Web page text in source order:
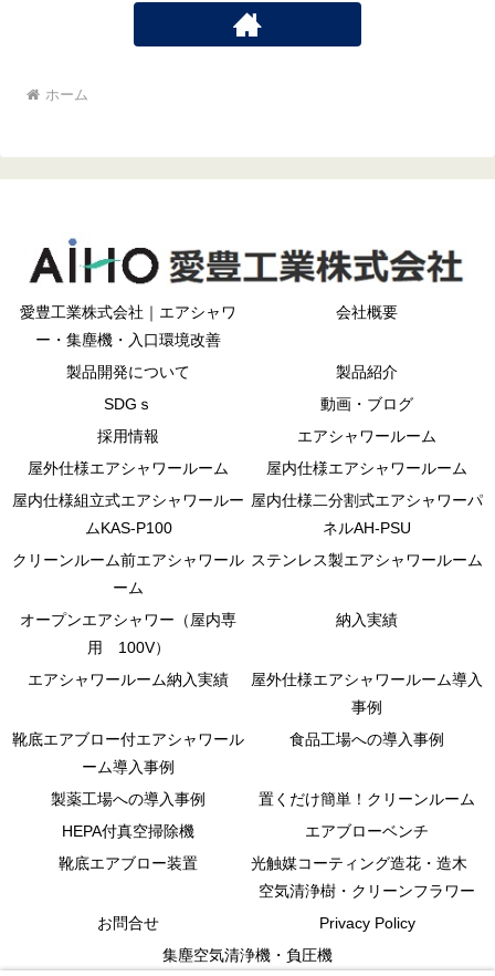
ホーム
愛豊工業株式会社｜エアシャワ
ー・集塵機・入口環境改善
会社概要
製品開発について
製品紹介
SDGｓ
動画・ブログ
採用情報
エアシャワールーム
屋外仕様エアシャワールーム
屋内仕様エアシャワールーム
屋内仕様組立式エアシャワールー
ムKAS-P100
屋内仕様二分割式エアシャワーパ
ネルAH-PSU
クリーンルーム前エアシャワール
ーム
ステンレス製エアシャワールーム
オープンエアシャワー（屋内専
用 100V）
納入実績
エアシャワールーム納入実績
屋外仕様エアシャワールーム導入
事例
靴底エアブロー付エアシャワール
ーム導入事例
食品工場への導入事例
製薬工場への導入事例
置くだけ簡単！クリーンルーム
HEPA付真空掃除機
エアブローベンチ
靴底エアブロー装置
光触媒コーティング造花・造木
空気清浄樹・クリーンフラワー
お問合せ
Privacy Policy
集塵空気清浄機・負圧機